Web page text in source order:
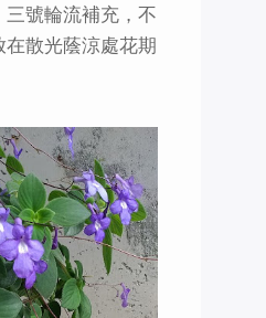
號輪流補充，不
散光蔭涼處花期